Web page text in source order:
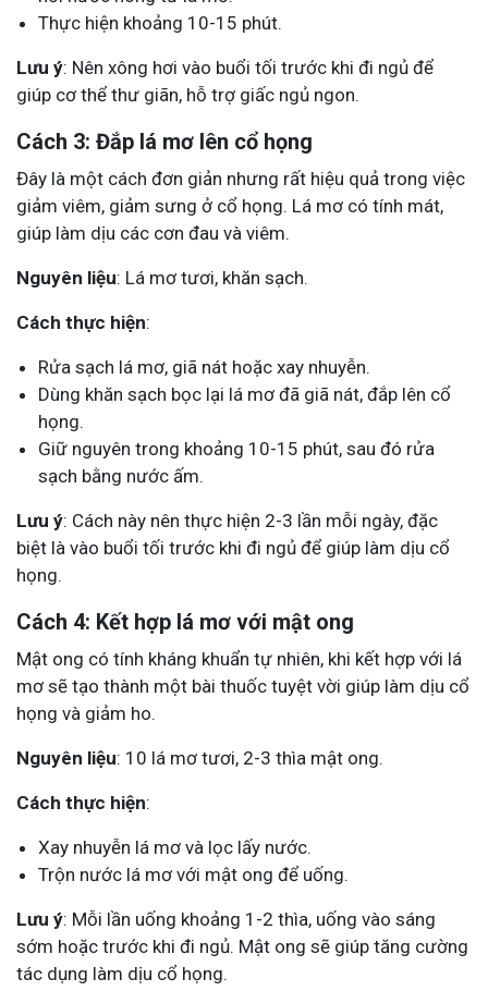
Thực hiện khoảng 10-15 phút.
Lưu ý: Nên xông hơi vào buổi tối trước khi đi ngủ để
giúp cơ thể thư giãn, hỗ trợ giấc ngủ ngon.
Cách 3: Đắp lá mơ lên cổ họng
Đây là một cách đơn giản nhưng rất hiệu quả trong việc
giảm viêm, giảm sưng ở cổ họng. Lá mơ có tính mát,
giúp làm dịu các cơn đau và viêm.
Nguyên liệu: Lá mơ tươi, khăn sạch.
Cách thực hiện:
Rửa sạch lá mơ, giã nát hoặc xay nhuyễn.
Dùng khăn sạch bọc lại lá mơ đã giã nát, đắp lên cổ
họng.
Giữ nguyên trong khoảng 10-15 phút, sau đó rửa
sạch bằng nước ấm.
Lưu ý: Cách này nên thực hiện 2-3 lần mỗi ngày, đặc
biệt là vào buổi tối trước khi đi ngủ để giúp làm dịu cổ
họng.
Cách 4: Kết hợp lá mơ với mật ong
Mật ong có tính kháng khuẩn tự nhiên, khi kết hợp với lá
mơ sẽ tạo thành một bài thuốc tuyệt vời giúp làm dịu cổ
họng và giảm ho.
Nguyên liệu: 10 lá mơ tươi, 2-3 thìa mật ong.
Cách thực hiện:
Xay nhuyễn lá mơ và lọc lấy nước.
Trộn nước lá mơ với mật ong để uống.
Lưu ý: Mỗi lần uống khoảng 1-2 thìa, uống vào sáng
sớm hoặc trước khi đi ngủ. Mật ong sẽ giúp tăng cường
tác dụng làm dịu cổ họng.